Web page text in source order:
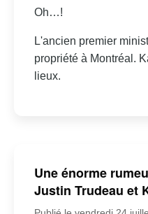
Oh…!
L'ancien premier
propriété à Montréal.
lieux.
Une énorme
Justin Trudeau et